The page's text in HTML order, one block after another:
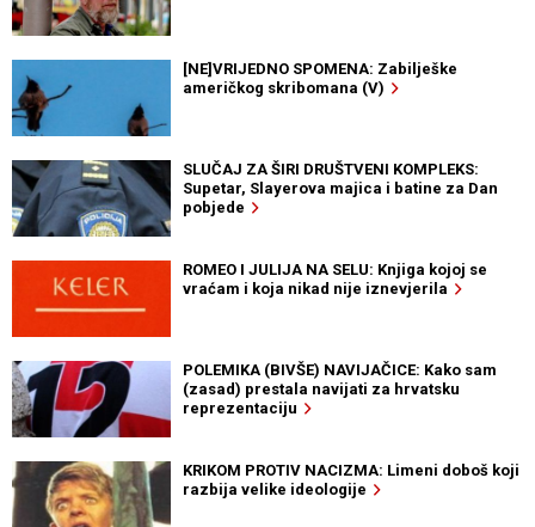
[NE]VRIJEDNO SPOMENA: Zabilješke
američkog skribomana (V)
SLUČAJ ZA ŠIRI DRUŠTVENI KOMPLEKS:
Supetar, Slayerova majica i batine za Dan
pobjede
ROMEO I JULIJA NA SELU: Knjiga kojoj se
vraćam i koja nikad nije iznevjerila
POLEMIKA (BIVŠE) NAVIJAČICE: Kako sam
(zasad) prestala navijati za hrvatsku
reprezentaciju
KRIKOM PROTIV NACIZMA: Limeni doboš koji
razbija velike ideologije